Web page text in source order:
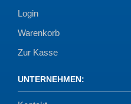
Login
Warenkorb
Zur Kasse
UNTERNEHMEN: